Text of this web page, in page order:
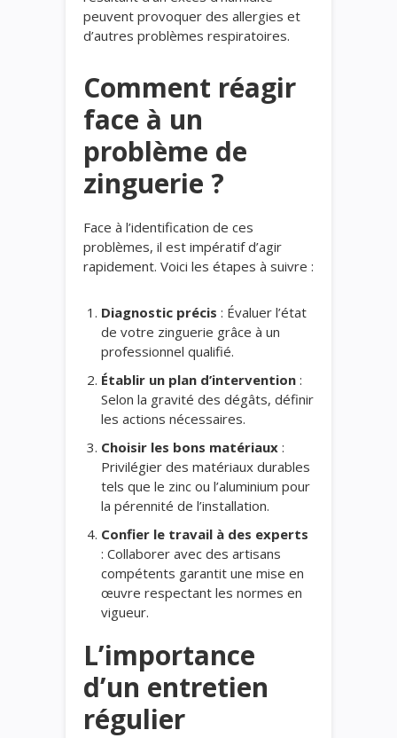
peuvent provoquer des allergies et
d’autres problèmes respiratoires.
Comment réagir
face à un
problème de
zinguerie ?
Face à l’identification de ces
problèmes, il est impératif d’agir
rapidement. Voici les étapes à suivre :
Diagnostic précis : Évaluer l’état
de votre zinguerie grâce à un
professionnel qualifié.
Établir un plan d’intervention :
Selon la gravité des dégâts, définir
les actions nécessaires.
Choisir les bons matériaux :
Privilégier des matériaux durables
tels que le zinc ou l’aluminium pour
la pérennité de l’installation.
Confier le travail à des experts
: Collaborer avec des artisans
compétents garantit une mise en
œuvre respectant les normes en
vigueur.
L’importance
d’un entretien
régulier